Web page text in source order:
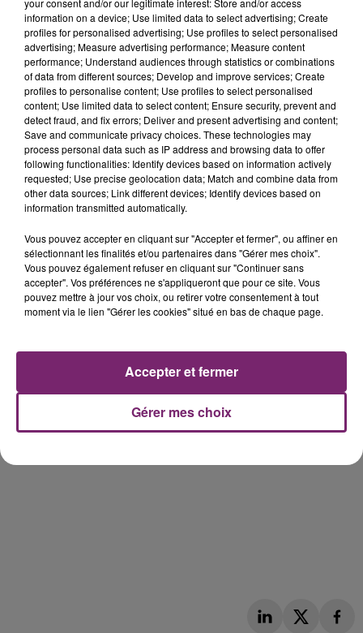
est encore loin du rock’n’roll challenge du couple
Guillaume Canet/Marion Cotillard.
Sur la tournée Danse avec les stars, Grégoire Lyonnet
et Alizée retrouvent une partie du casting de la saison
7 (Florent Mothe, Laurent Maistret, Valérie Damidot),
mais également des anciens participants au concours
comme Priscilla Betti, Olivier Dion ou encore Tonya
Kinzinger. La tournée a débuté le 7 janvier et elle
passera par tous les Zénith de France.
information on a device; Use limited data to select advertising; Create
profiles for personalised advertising; Use profiles to select personalised
advertising; Measure advertising performance; Measure content
performance; Understand audiences through statistics or combinations
of data from different sources; Develop and improve services; Create
profiles to personalise content; Use profiles to select personalised
content; Use limited data to select content; Ensure security, prevent and
detect fraud, and fix errors; Deliver and present advertising and content;
Save and communicate privacy choices. These technologies may
process personal data such as IP address and browsing data to offer
following functionalities: Identify devices based on information actively
requested; Use precise geolocation data; Match and combine data from
other data sources; Link different devices; Identify devices based on
information transmitted automatically.
Vous pouvez accepter en cliquant sur "Accepter et fermer", ou affiner en
sélectionnant les finalités et/ou partenaires dans "Gérer mes choix".
Vous pouvez également refuser en cliquant sur "Continuer sans
accepter". Vos préférences ne s'appliqueront que pour ce site. Vous
pouvez mettre à jour vos choix, ou retirer votre consentement à tout
moment via le lien "Gérer les cookies" situé en bas de chaque page.
Gérer mes choix
Accepter et fermer